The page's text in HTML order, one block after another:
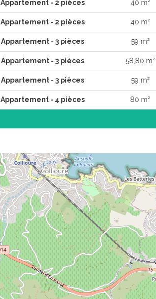
Appartement - 2 pièces 40 m²
Appartement - 2 pièces 40 m²
Appartement - 3 pièces 59 m²
Appartement - 3 pièces 58,80 m²
Appartement - 3 pièces 59 m²
Appartement - 4 pièces 80 m²